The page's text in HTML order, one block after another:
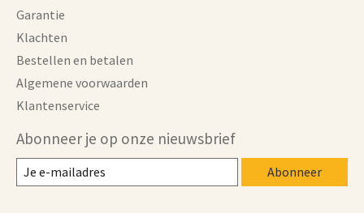
Garantie
Klachten
Bestellen en betalen
Algemene voorwaarden
Klantenservice
Abonneer je op onze nieuwsbrief
Abonneer